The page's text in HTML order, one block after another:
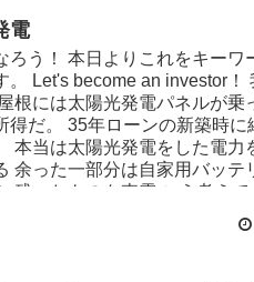
電
ろう！ 本日よりこれをキーワ
。 Let's become an investor！
根には太陽光発電パネルが乗
得だ。 35年ローンの新築時に
本当は太陽光発電をした電力
余った一部分は自家用バッテ
残ったものを売電 こう考えて
規制なのかわからないができ
シンプルに 今使っている電